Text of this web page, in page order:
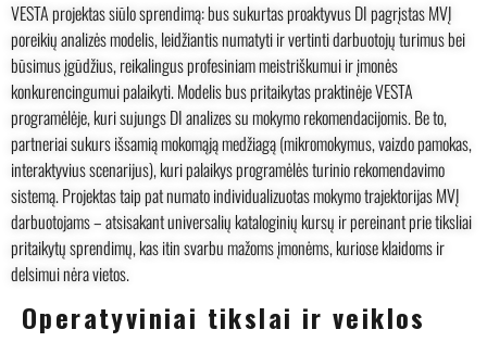
VESTA projektas siūlo sprendimą: bus sukurtas proaktyvus DI pagrįstas MVĮ
poreikių analizės modelis, leidžiantis numatyti ir vertinti darbuotojų turimus bei
būsimus įgūdžius, reikalingus profesiniam meistriškumui ir įmonės
konkurencingumui palaikyti. Modelis bus pritaikytas praktinėje VESTA
programėlėje, kuri sujungs DI analizes su mokymo rekomendacijomis. Be to,
partneriai sukurs išsamią mokomąją medžiagą (mikromokymus, vaizdo pamokas,
interaktyvius scenarijus), kuri palaikys programėlės turinio rekomendavimo
sistemą. Projektas taip pat numato individualizuotas mokymo trajektorijas MVĮ
darbuotojams – atsisakant universalių kataloginių kursų ir pereinant prie tiksliai
pritaikytų sprendimų, kas itin svarbu mažoms įmonėms, kuriose klaidoms ir
delsimui nėra vietos.
Operatyviniai tikslai ir veiklos